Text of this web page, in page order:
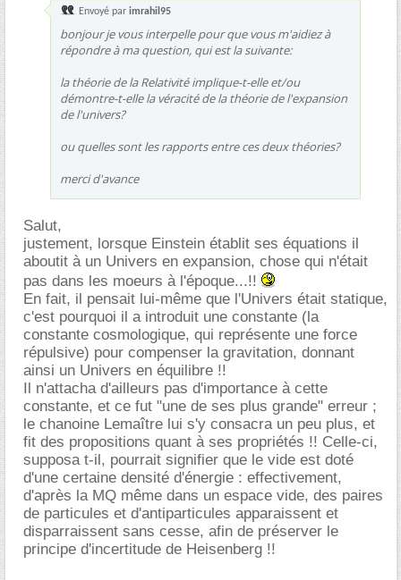
Envoyé par imrahil95
bonjour je vous interpelle pour que vous m'aidiez à
répondre à ma question, qui est la suivante:
la théorie de la Relativité implique-t-elle et/ou
démontre-t-elle la véracité de la théorie de l'expansion
de l'univers?
ou quelles sont les rapports entre ces deux théories?
merci d'avance
Salut,
justement, lorsque Einstein établit ses équations il
aboutit à un Univers en expansion, chose qui n'était
pas dans les moeurs à l'époque...!!
En fait, il pensait lui-même que l'Univers était statique,
c'est pourquoi il a introduit une constante (la
constante cosmologique, qui représente une force
répulsive) pour compenser la gravitation, donnant
ainsi un Univers en équilibre !!
Il n'attacha d'ailleurs pas d'importance à cette
constante, et ce fut "une de ses plus grande" erreur ;
le chanoine Lemaître lui s'y consacra un peu plus, et
fit des propositions quant à ses propriétés !! Celle-ci,
supposa t-il, pourrait signifier que le vide est doté
d'une certaine densité d'énergie : effectivement,
d'après la MQ même dans un espace vide, des paires
de particules et d'antiparticules apparaissent et
disparraissent sans cesse, afin de préserver le
principe d'incertitude de Heisenberg !!